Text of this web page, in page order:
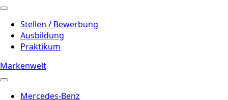
Stellen / Bewerbung
Ausbildung
Praktikum
Markenwelt
Mercedes-Benz